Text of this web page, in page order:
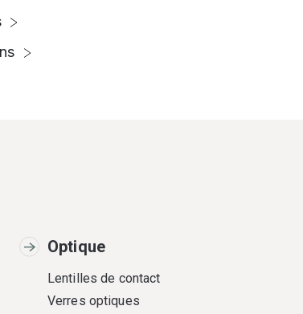
Optique
Lentilles de contact
Verres optiques